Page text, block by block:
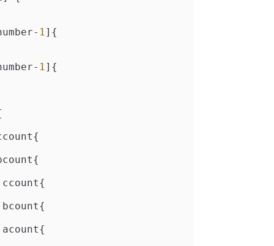
- 1]{
- 1]{
ccount{
bcount{
acount{